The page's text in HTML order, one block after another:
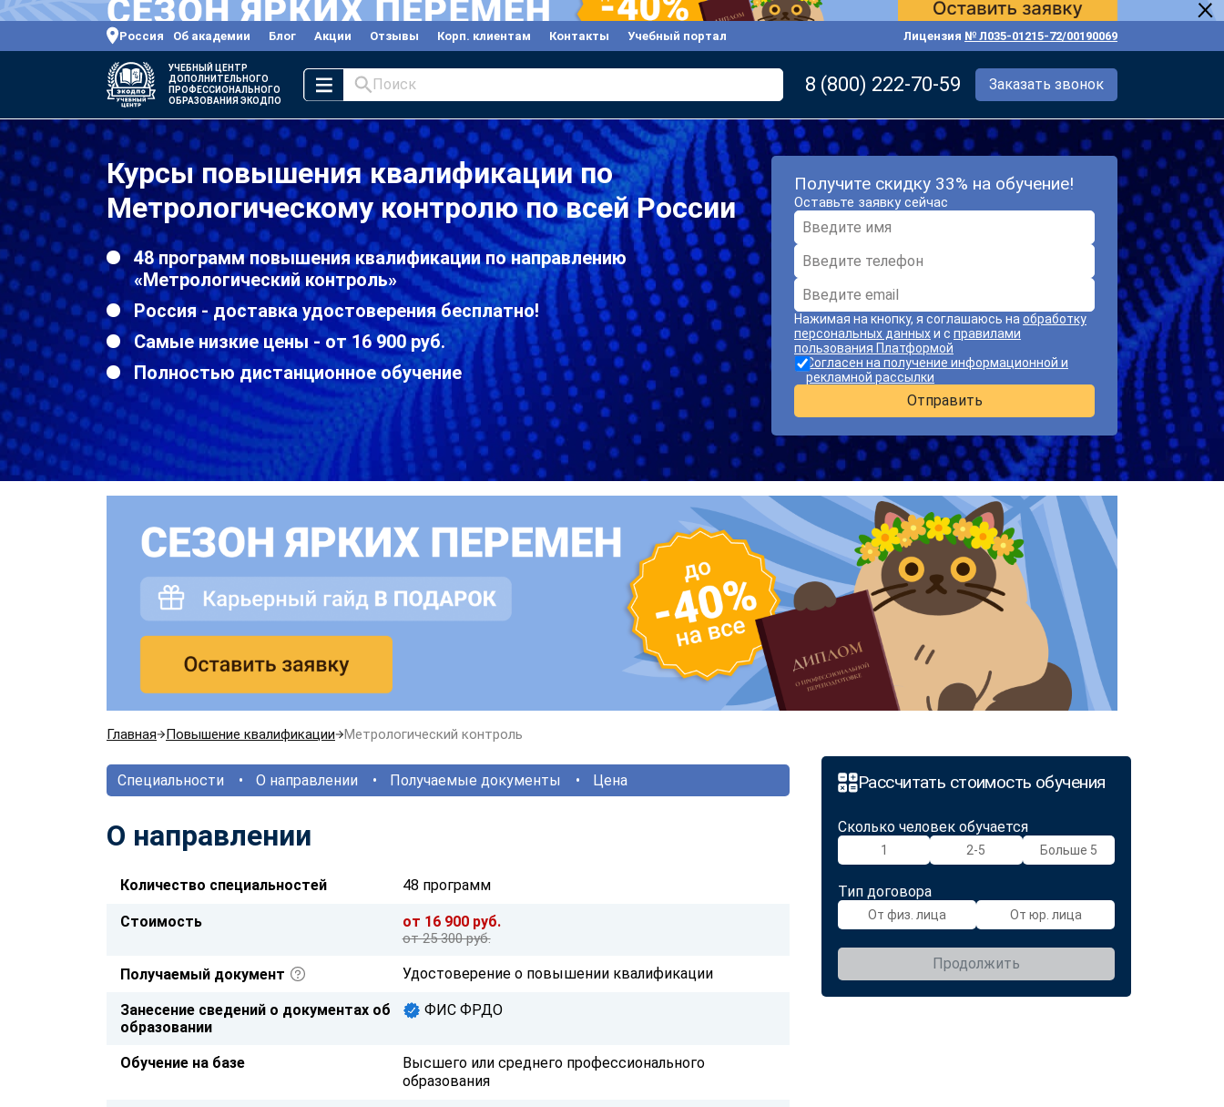
Россия Об академии Блог Акции Отзывы Корп. клиентам Контакты Учебный портал Лицензия № Л035-01215-72/00190069
УЧЕБНЫЙ ЦЕНТР
ДОПОЛНИТЕЛЬНОГО
ПРОФЕССИОНАЛЬНОГО
ОБРАЗОВАНИЯ ЭКОДПО
Поиск 8 (800) 222-70-59 Заказать звонок
Курсы повышения квалификации по
Метрологическому контролю по всей России
48 программ повышения квалификации по направлению
«Метрологический контроль»
Россия - доставка удостоверения бесплатно!
Самые низкие цены - от 16 900 руб.
Полностью дистанционное обучение
Получите скидку 33% на обучение!
Оставьте заявку сейчас
Нажимая на кнопку, я соглашаюсь на обработку
персональных данныхи с правилами
пользования Платформой
Согласен на получение информационной и
рекламной рассылки
Отправить
Главная Повышение квалификации Метрологический контроль
Рассчитать стоимость обучения
Сколько человек обучается
1 2-5 Больше 5
Тип договора
От физ. лица От юр. лица
Продолжить
Специальности О направлении Получаемые документы Цена
О направлении
Количество специальностей 48 программ
Стоимость от 16 900 руб.
от 25 300 руб.
Получаемый документ Удостоверение о повышении квалификации
Занесение сведений о документах об
образовании
ФИС ФРДО
Обучение на базе
Высшего или среднего профессионального
образования